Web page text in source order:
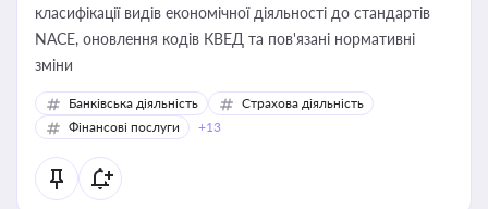
класифікації видів економічної діяльності до стандартів
NACE, оновлення кодів КВЕД та пов'язані нормативні
зміни
Банківська діяльність
Страхова діяльність
Фінансові послуги
+13